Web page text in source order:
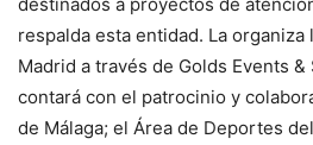
respalda esta entidad. La organiza
Madrid a través de Golds Events
contará con el patrocinio y
de Málaga; el Área de Deportes